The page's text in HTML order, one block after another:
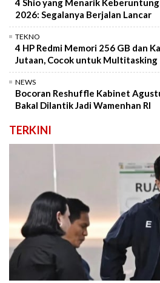
4 Shio yang Menarik
2026: Segalanya Berjalan Lancar
TEKNO
4 HP Redmi Memori 256 GB dan
Jutaan, Cocok untuk Multitasking
NEWS
Bocoran Reshuffle Kabinet
Bakal Dilantik Jadi Wamenhan RI
TERKINI